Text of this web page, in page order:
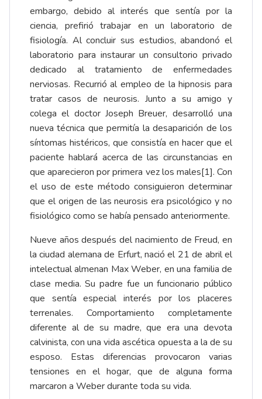
embargo, debido al interés que sentía por la
ciencia, prefirió trabajar en un laboratorio de
fisiología. Al concluir sus estudios, abandonó el
laboratorio para instaurar un consultorio privado
dedicado al tratamiento de enfermedades
nerviosas. Recurrió al empleo de la hipnosis para
tratar casos de neurosis. Junto a su amigo y
colega el doctor Joseph Breuer, desarrolló una
nueva técnica que permitía la desaparición de los
síntomas histéricos, que consistía en hacer que el
paciente hablará acerca de las circunstancias en
que aparecieron por primera vez los males[1]. Con
el uso de este método consiguieron determinar
que el origen de las neurosis era psicológico y no
fisiológico como se había pensado anteriormente.
Nueve años después del nacimiento de Freud, en
la ciudad alemana de Erfurt, nació el 21 de abril el
intelectual almenan Max Weber, en una familia de
clase media. Su padre fue un funcionario público
que sentía especial interés por los placeres
terrenales. Comportamiento completamente
diferente al de su madre, que era una devota
calvinista, con una vida ascética opuesta a la de su
esposo. Estas diferencias provocaron varias
tensiones en el hogar, que de alguna forma
marcaron a Weber durante toda su vida.